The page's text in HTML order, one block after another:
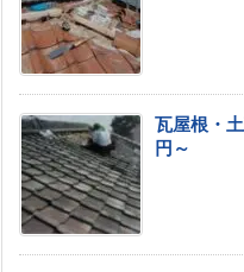
瓦屋根・
円～